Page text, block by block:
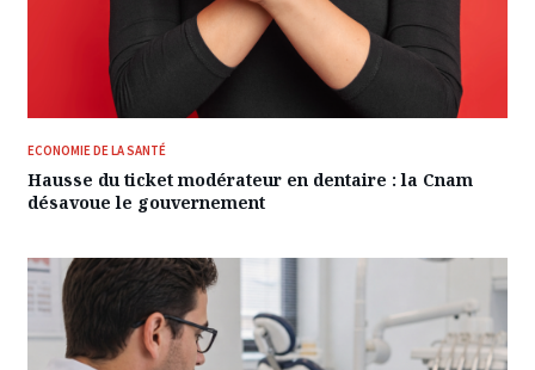
ECONOMIE DE LA SANTÉ
Hausse du ticket modérateur en dentaire : la Cnam
désavoue le gouvernement